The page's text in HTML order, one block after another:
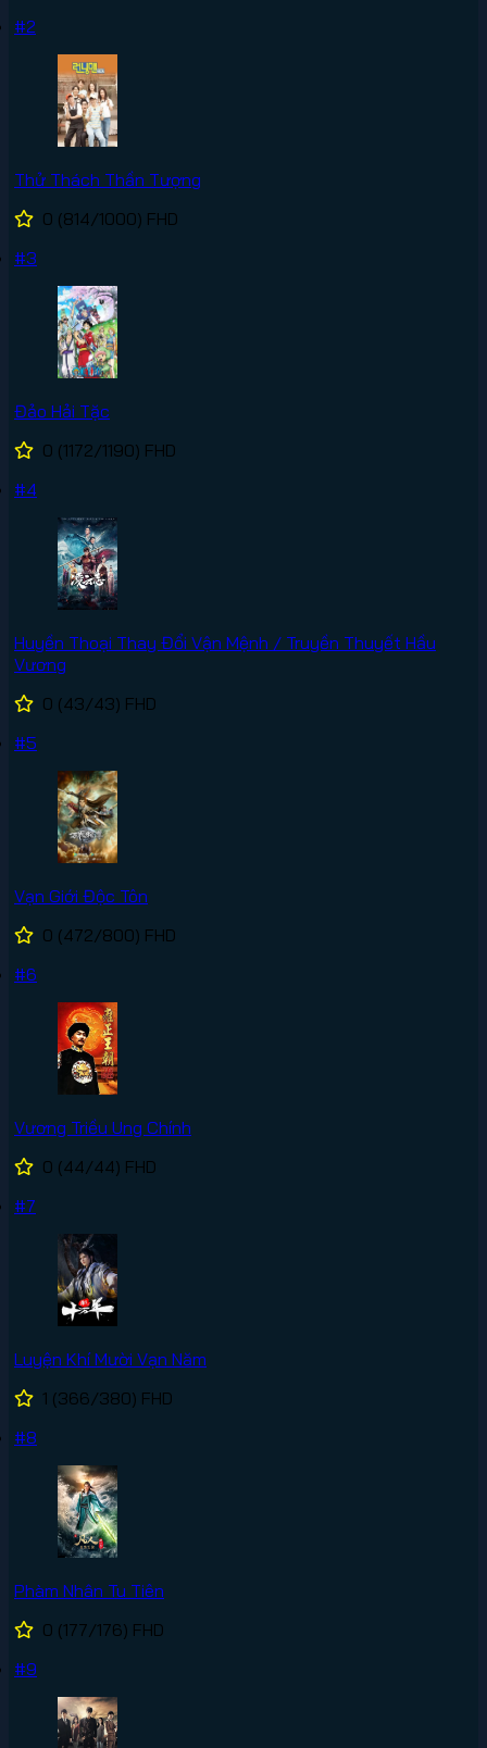
#2
Thử Thách Thần Tượng
0 (814/1000) FHD
#3
Đảo Hải Tặc
0 (1172/1190) FHD
#4
Huyền Thoại Thay Đổi Vận Mệnh / Truyền Thuyết Hầu
Vương
0 (43/43) FHD
#5
Vạn Giới Độc Tôn
0 (472/800) FHD
#6
Vương Triều Ung Chính
0 (44/44) FHD
#7
Luyện Khí Mười Vạn Năm
1 (366/380) FHD
#8
Phàm Nhân Tu Tiên
0 (177/176) FHD
#9